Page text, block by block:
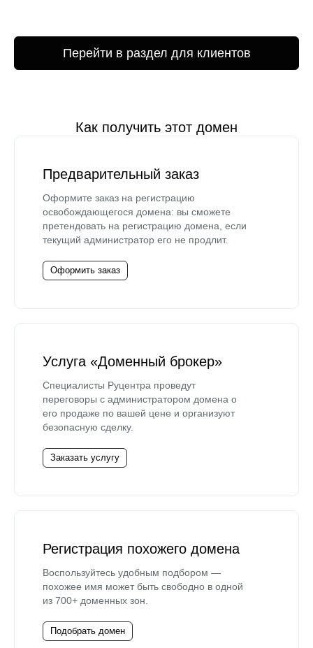
Перейти в раздел для клиентов
Как получить этот домен
Предварительный заказ
Оформите заказ на регистрацию
освобождающегося домена: вы сможете
претендовать на регистрацию домена, если
текущий администратор его не продлит.
Оформить заказ
Услуга «Доменный брокер»
Специалисты Руцентра проведут
переговоры с администратором домена о
его продаже по вашей цене и организуют
безопасную сделку.
Заказать услугу
Регистрация похожего домена
Воспользуйтесь удобным подбором —
похожее имя может быть свободно в одной
из 700+ доменных зон.
Подобрать домен